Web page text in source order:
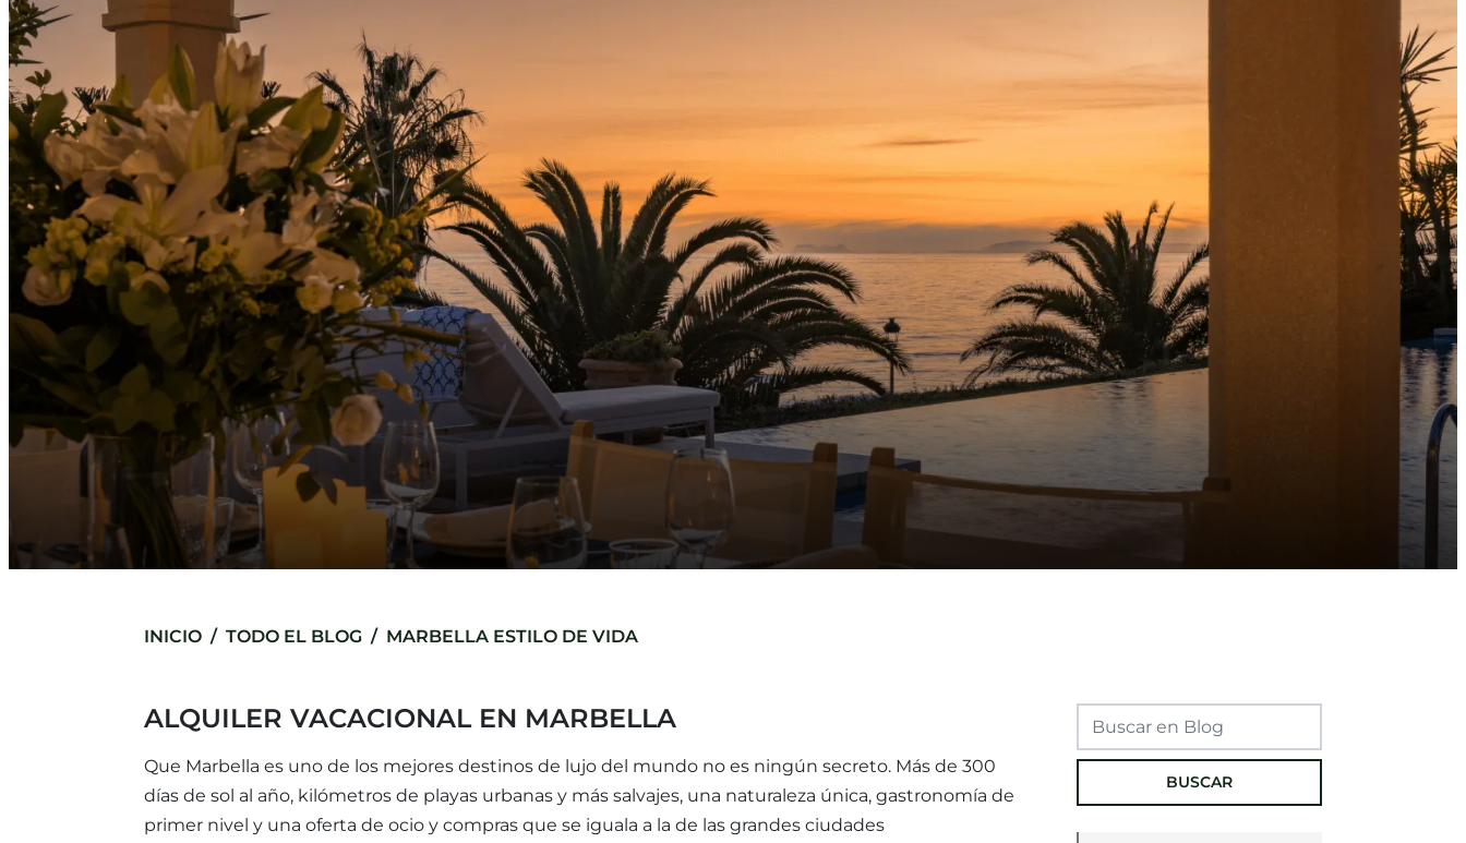
INICIO TODO EL BLOG MARBELLA ESTILO DE VIDA
ALQUILER VACACIONAL EN MARBELLA
Que Marbella es uno de los mejores destinos de lujo del mundo no es ningún secreto. Más de 300
días de sol al año, kilómetros de playas urbanas y más salvajes, una naturaleza única, gastronomía de
primer nivel y una oferta de ocio y compras que se iguala a la de las grandes ciudades
BUSCAR